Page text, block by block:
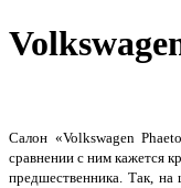
Салон «Volkswagen
сравнении с ним кажется
предшественника. Так, на